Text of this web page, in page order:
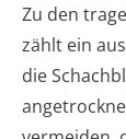
Zu den
zählt ein
die